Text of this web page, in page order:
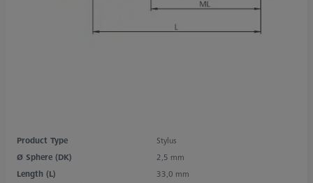
Product Type
Stylus
Ø Sphere (DK)
2,5 mm
Length (L)
33,0 mm